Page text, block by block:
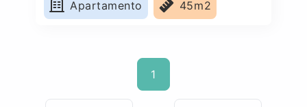
Apartamento
45m2
1